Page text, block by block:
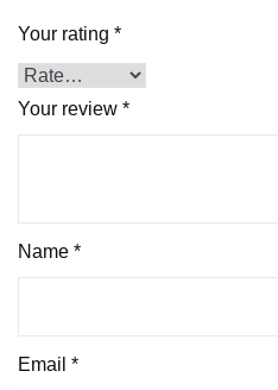
Your rating *
Your review *
Name *
Email *